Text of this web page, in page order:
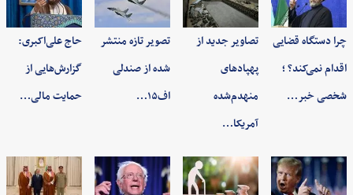
چرا دستگاه قضایی
اقدام نمی‌کند؟ ؛
شخصی خبر…
تصاویر جدید از
پهپادهای
منهدم‌شده
آمریکا…
تصویر تازه منتشر
شده از صندلی
اف۱۵…
حاج علی‌اکبری:
گزارش‌هایی از
حمایت مالی…